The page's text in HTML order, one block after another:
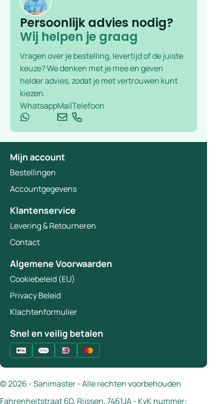
Persoonlijk advies nodig?
Wij helpen je graag
Vragen over je bestelling, levertijd of de juiste
keuze? We denken met je mee en geven
helder advies, zodat je met vertrouwen kunt
kiezen.
WhatsappMailTelefoon
Mijn account
Bestellingen
Accountgegevens
Klantenservice
Levering & Retourneren
Contact
Algemene Voorwaarden
Cookiebeleid (EU)
Privacy Beleid
Klachtenformulier
Snel en veilig betalen
© 2026 - Sanimaster - Alle rechten voorbehouden
Fahrenheitstraat 6D, Rijssen, 7461JA - KvK nummer: